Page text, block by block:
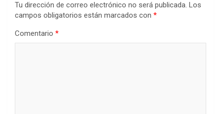
Tu dirección de correo electrónico no será publicada. Los
campos obligatorios están marcados con *
Comentario *